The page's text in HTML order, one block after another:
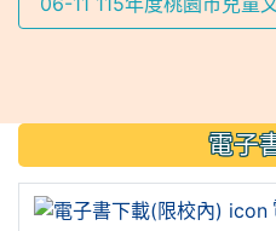
::: 電子